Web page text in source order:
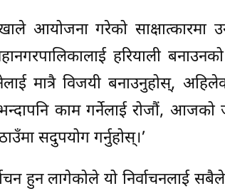
आयोजना गरेको
हरियाली
मात्रै विजयी बनाउनुहोस्,
काम गर्नेलाई रोजौं, आजको
सदुपयोग गर्नुहोस्।’
हुन लागेकोले यो निर्वाचनलाई सबैले